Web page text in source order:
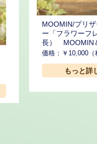
MOOMIN/プリ
ー「フラワーフ
長） MOOMIN
価格：￥10,000（
もっと詳